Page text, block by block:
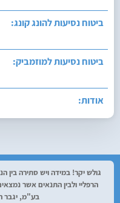
ביטוח נסיעות להונג קונג:
ביטוח נסיעות למוזמביק:
אודות:
גולש יקר! במידה ויש סתירה בין
הרפליי ולבין התנאים אשר
בע"מ, יגבר